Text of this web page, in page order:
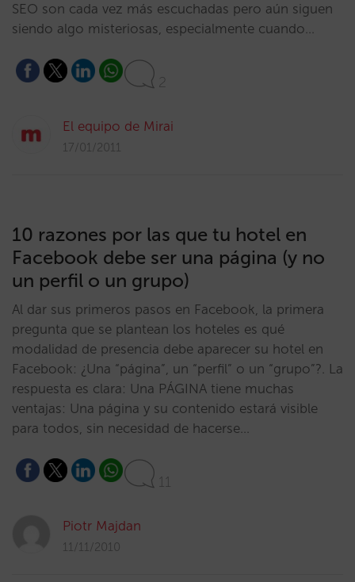
SEO son cada vez más escuchadas pero aún siguen
siendo algo misteriosas, especialmente cuando…
2
El equipo de Mirai
17/01/2011
10 razones por las que tu hotel en
Facebook debe ser una página (y no
un perfil o un grupo)
Al dar sus primeros pasos en Facebook, la primera
pregunta que se plantean los hoteles es qué
modalidad de presencia debe aparecer su hotel en
Facebook: ¿Una “página”, un “perfil” o un “grupo”?. La
respuesta es clara: Una PÁGINA tiene muchas
ventajas: Una página y su contenido estará visible
para todos, sin necesidad de hacerse…
11
Piotr Majdan
11/11/2010